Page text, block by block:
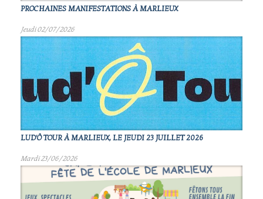
PROCHAINES MANIFESTATIONS À MARLIEUX
Jeudi 02/07/2026
LUD'Ô TOUR À MARLIEUX, LE JEUDI 23 JUILLET 2026
Mardi 23/06/2026